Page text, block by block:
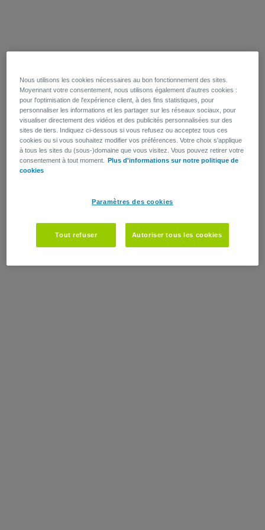
Nous utilisons les cookies nécessaires au bon fonctionnement des sites.
Moyennant votre consentement, nous utilisons également d'autres cookies :
pour l'optimisation de l'expérience client, à des fins statistiques, pour
personnaliser les informations et les partager sur les réseaux sociaux, pour
visualiser directement des vidéos et des publicités personnalisées sur des
sites de tiers. Indiquez ci-dessous si vous refusez ou acceptez tous ces
cookies ou si vous souhaitez modifier vos préférences. Votre choix s'applique
à tous les sites du (sous-)domaine que vous visitez. Vous pouvez retirer votre
consentement à tout moment.
Plus d'informations sur notre politique de
cookies
Paramètres des cookies
Tout refuser Autoriser tous les cookies